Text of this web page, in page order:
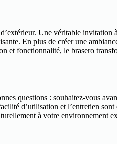
Une véritable
En plus de créer une
et fonctionnalité, le brasero
questions : souhaitez-vous
d’utilisation et l’entretien
à votre environnement